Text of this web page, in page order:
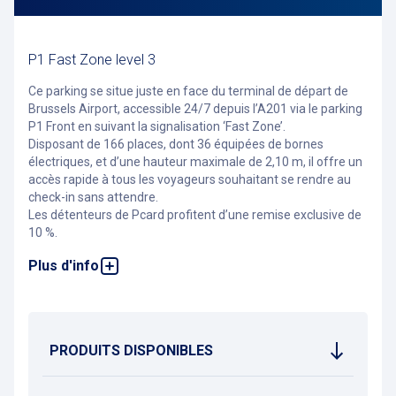
P1 Fast Zone level 3
Ce parking se situe juste en face du terminal de départ de
Brussels Airport, accessible 24/7 depuis l’A201 via le parking
P1 Front en suivant la signalisation ‘Fast Zone’.
Disposant de 166 places, dont 36 équipées de bornes
électriques, et d’une hauteur maximale de 2,10 m, il offre un
accès rapide à tous les voyageurs souhaitant se rendre au
check-in sans attendre.
Les détenteurs de Pcard profitent d’une remise exclusive de
10 %.
Plus d'info
Pour trouver le parking qui vous convient le mieux à Brussels
PRODUITS DISPONIBLES